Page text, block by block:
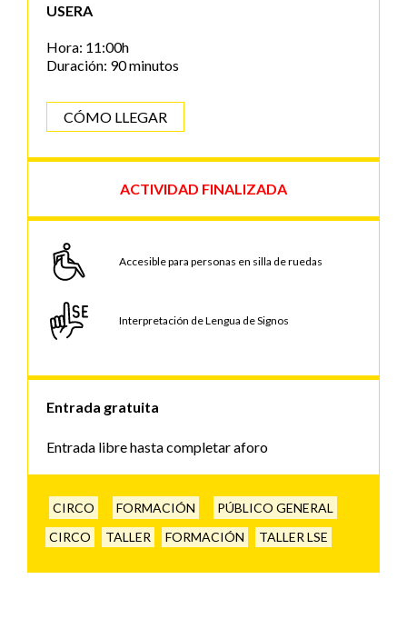
USERA
Hora: 11:00h
Duración: 90 minutos
CÓMO LLEGAR
ACTIVIDAD FINALIZADA
Accesible para personas en silla de ruedas
Interpretación de Lengua de Signos
Entrada gratuita
Entrada libre hasta completar aforo
CIRCO FORMACIÓN
PÚBLICO GENERAL
CIRCO
TALLER FORMACIÓN TALLER LSE